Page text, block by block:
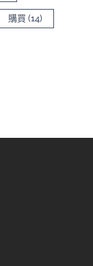
購買 (14)